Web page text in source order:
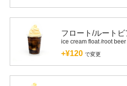
フロート/ルートビ
ice cream float /root beer
+¥120 で変更